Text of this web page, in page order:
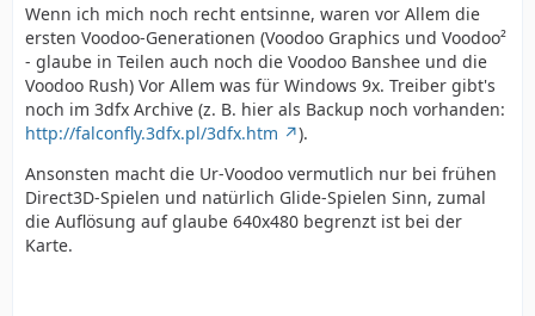
Wenn ich mich noch recht entsinne, waren vor Allem die
ersten Voodoo-Generationen (Voodoo Graphics und Voodoo²
- glaube in Teilen auch noch die Voodoo Banshee und die
Voodoo Rush) Vor Allem was für Windows 9x. Treiber gibt's
noch im 3dfx Archive (z. B. hier als Backup noch vorhanden:
http://falconfly.3dfx.pl/3dfx.htm
).
Ansonsten macht die Ur-Voodoo vermutlich nur bei frühen
Direct3D-Spielen und natürlich Glide-Spielen Sinn, zumal
die Auflösung auf glaube 640x480 begrenzt ist bei der
Karte.